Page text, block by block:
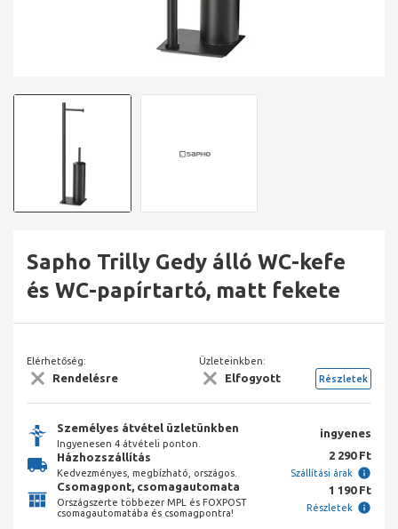
Sapho Trilly Gedy álló WC-kefe
és WC-papírtartó, matt fekete
Elérhetőség:
Rendelésre
Üzleteinkben:
Elfogyott Részletek
Személyes átvétel üzletünkben
Ingyenesen 4 átvételi ponton.
ingyenes
Házhozszállítás
Kedvezményes, megbízható, országos.
2 290 Ft
Szállítási árak
Csomagpont, csomagautomata
Országszerte többezer MPL és FOXPOST
csomagautomatába és csomagpontra!
1 190 Ft
Részletek